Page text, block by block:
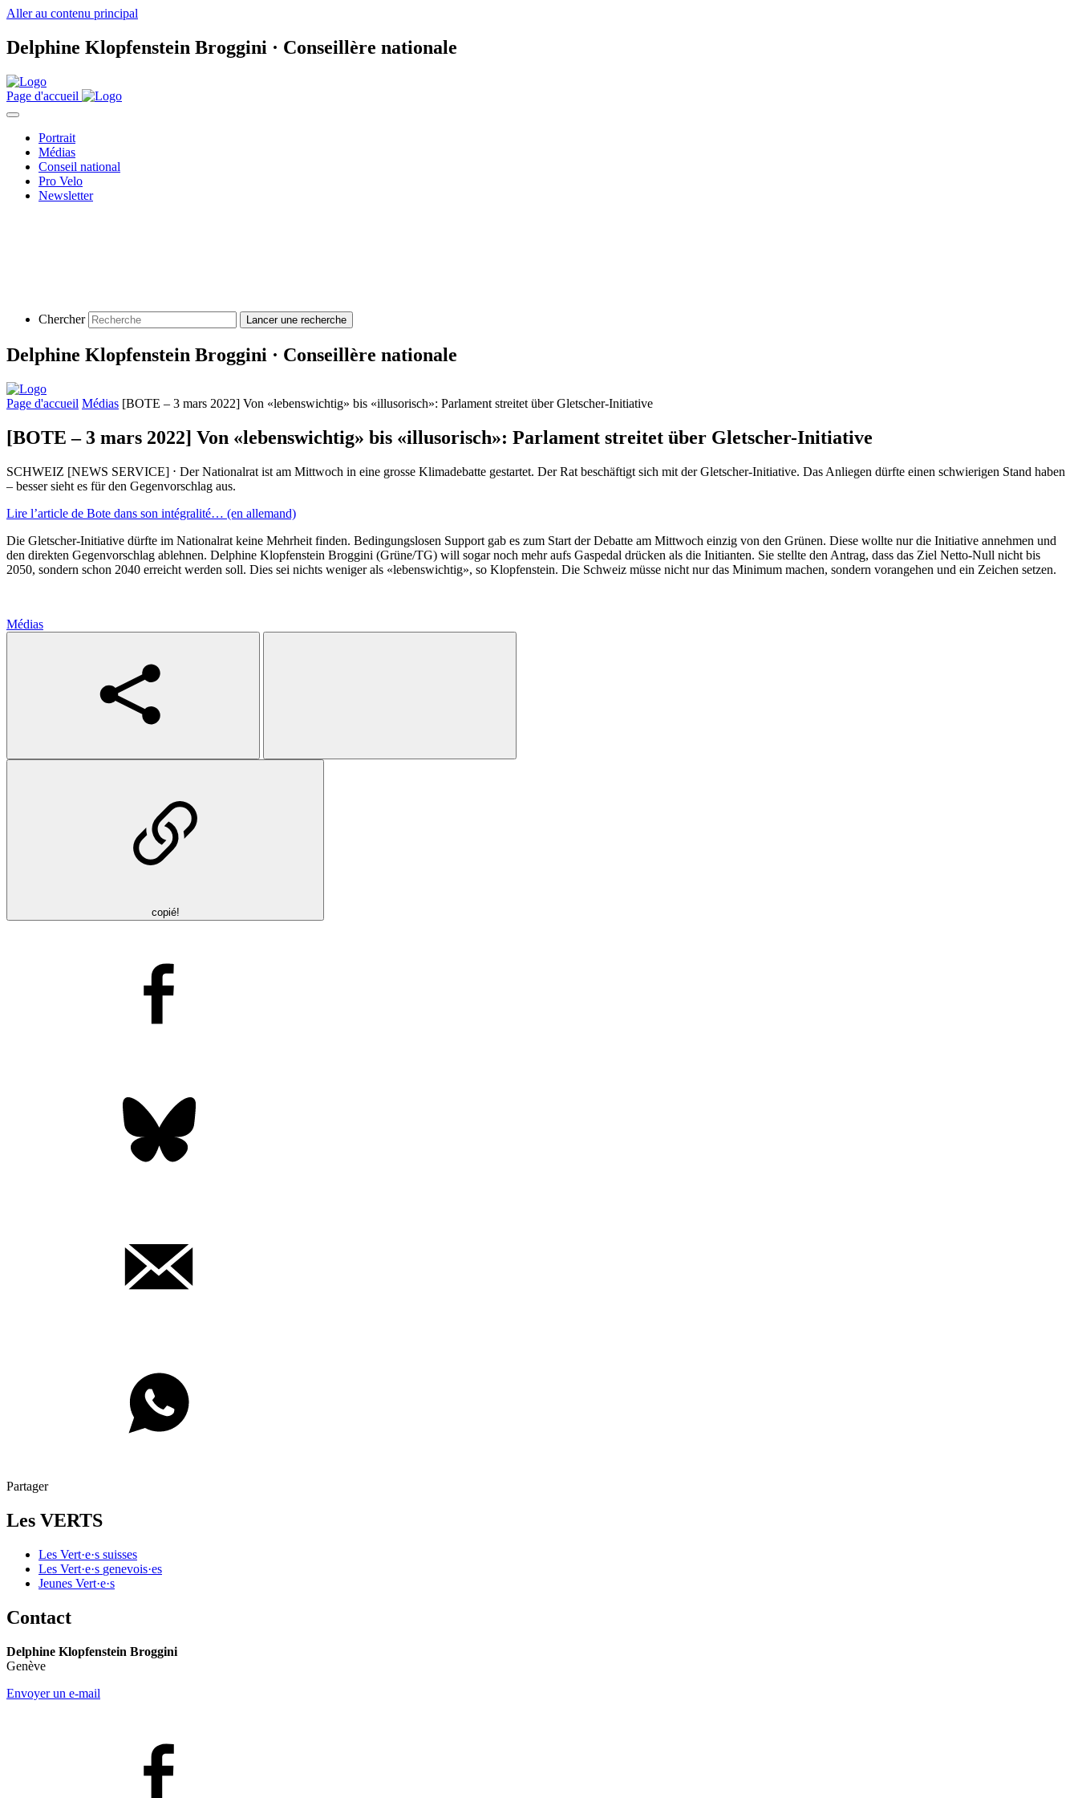
Aller au contenu principal
Delphine Klopfenstein Broggini · Conseillère nationale
Page d'accueil
Portrait
Médias
Conseil national
Pro Velo
Newsletter
Chercher
Delphine Klopfenstein Broggini · Conseillère nationale
Page d'accueil Médias [BOTE – 3 mars 2022] Von «lebenswichtig» bis «illusorisch»: Parlament streitet über Gletscher-Initiative
[BOTE – 3 mars 2022] Von «lebenswichtig» bis «illusorisch»: Parlament streitet über Gletscher-Initiative
SCHWEIZ [NEWS SERVICE] ⋅ Der Nationalrat ist am Mittwoch in eine grosse Klimadebatte gestartet. Der Rat beschäftigt sich mit der Gletscher-Initiative. Das Anliegen dürfte einen schwierigen Stand haben
– besser sieht es für den Gegenvorschlag aus.
Lire l’article de Bote dans son intégralité… (en allemand)
Die Gletscher-Initiative dürfte im Nationalrat keine Mehrheit finden. Bedingungslosen Support gab es zum Start der Debatte am Mittwoch einzig von den Grünen. Diese wollte nur die Initiative annehmen und
den direkten Gegenvorschlag ablehnen. Delphine Klopfenstein Broggini (Grüne/TG) will sogar noch mehr aufs Gaspedal drücken als die Initianten. Sie stellte den Antrag, dass das Ziel Netto-Null nicht bis
2050, sondern schon 2040 erreicht werden soll. Dies sei nichts weniger als «lebenswichtig», so Klopfenstein. Die Schweiz müsse nicht nur das Minimum machen, sondern vorangehen und ein Zeichen setzen.
Médias
copié!
Partager
Les VERTS
Les Vert·e·s suisses
Les Vert·e·s genevois·es
Jeunes Vert·e·s
Contact
Delphine Klopfenstein Broggini
Genève
Envoyer un e-mail